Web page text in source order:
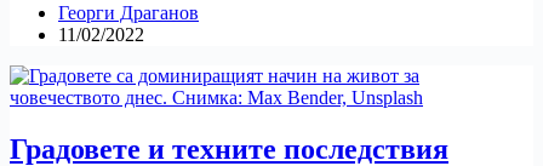
Георги Драганов
11/02/2022
Градовете и техните последствия